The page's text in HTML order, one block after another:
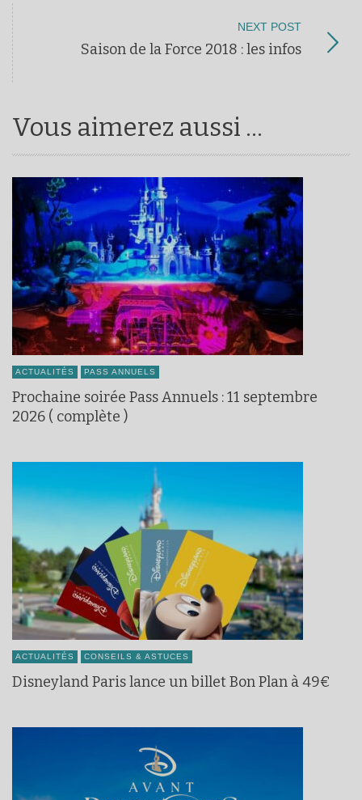
NEXT POST
Saison de la Force 2018 : les infos
Vous aimerez aussi ...
ACTUALITÉS PASS ANNUELS
Prochaine soirée Pass Annuels : 11 septembre
2026 ( complète )
ACTUALITÉS CONSEILS & ASTUCES
Disneyland Paris lance un billet Bon Plan à 49€